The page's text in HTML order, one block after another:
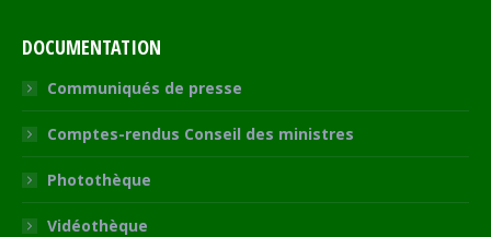
DOCUMENTATION
Communiqués de presse
Comptes-rendus Conseil des ministres
Photothèque
Vidéothèque